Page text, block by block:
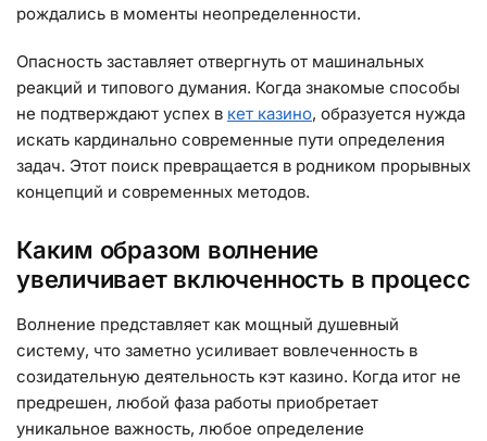
рождались в моменты неопределенности.
Опасность заставляет отвергнуть от машинальных
реакций и типового думания. Когда знакомые способы
не подтверждают успех в кет казино, образуется нужда
искать кардинально современные пути определения
задач. Этот поиск превращается в родником прорывных
концепций и современных методов.
Каким образом волнение
увеличивает включенность в процесс
Волнение представляет как мощный душевный
систему, что заметно усиливает вовлеченность в
созидательную деятельность кэт казино. Когда итог не
предрешен, любой фаза работы приобретает
уникальное важность, любое определение